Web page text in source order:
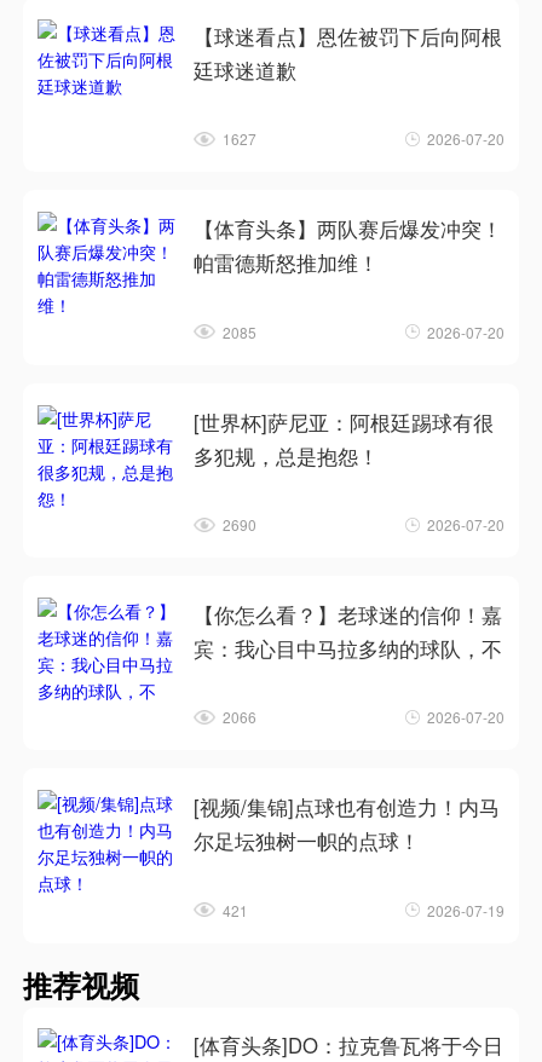
【球迷看点】恩佐被罚下后向阿根
廷球迷道歉
1627 2026-07-20
【体育头条】两队赛后爆发冲突！
帕雷德斯怒推加维！
2085 2026-07-20
[世界杯]萨尼亚：阿根廷踢球有很
多犯规，总是抱怨！
2690 2026-07-20
【你怎么看？】老球迷的信仰！嘉
宾：我心目中马拉多纳的球队，不
2066 2026-07-20
[视频/集锦]点球也有创造力！内马
尔足坛独树一帜的点球！
421 2026-07-19
推荐视频
[体育头条]DO：拉克鲁瓦将于今日